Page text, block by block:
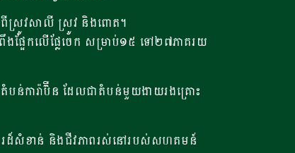
ស្រូវ​សាលី ស្រូវ និង​ពោត។
អែកលើផ្លែចេក សម្រាប់១៥ ទៅ២៧ភាគរយ
បន់ការ៉ាប៊ីន ដែលជាតំបន់មួយងាយរងគ្រោះ
ារដ៏សំខាន់ និងជីវភាពរស់នៅរបស់សហគមន៍